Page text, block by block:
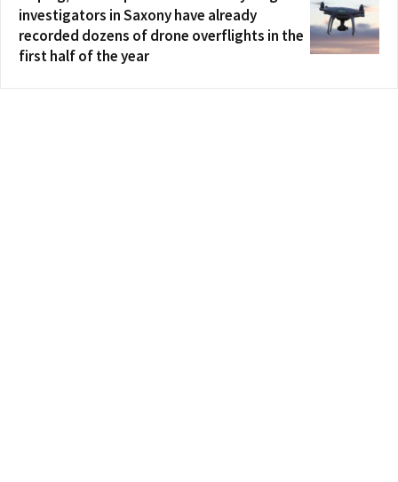
investigators in Saxony have already
recorded dozens of drone overflights in the
first half of the year